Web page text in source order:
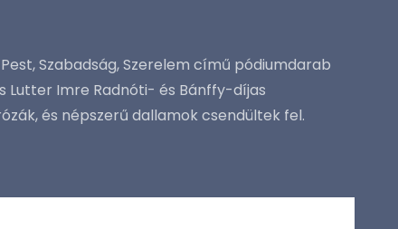
Szabadság, Szerelem című pódiumdarab
Lutter Imre Radnóti- és Bánffy-díjas
és népszerű dallamok csendültek fel.